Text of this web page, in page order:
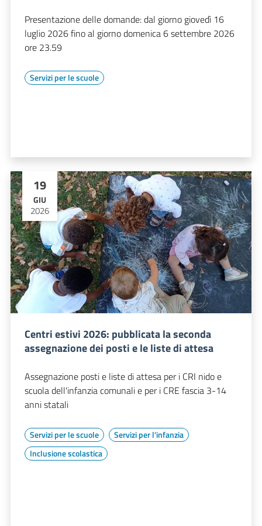
Presentazione delle domande: dal giorno giovedì 16
luglio 2026 fino al giorno domenica 6 settembre 2026
ore 23.59
Servizi per le scuole
19
GIU
2026
Centri estivi 2026: pubblicata la seconda
assegnazione dei posti e le liste di attesa
Assegnazione posti e liste di attesa per i CRI nido e
scuola dell'infanzia comunali e per i CRE fascia 3-14
anni statali
Servizi per le scuole
Servizi per l'infanzia
Inclusione scolastica